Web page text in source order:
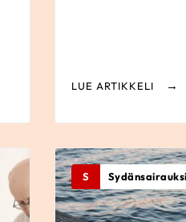
LUE ARTIKKELI
S